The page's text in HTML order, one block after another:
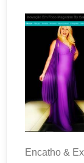
Encatho &